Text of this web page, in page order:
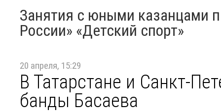
Занятия с юными казанцами
России» «Детский спорт»
20 апреля, 15:29
В Татарстане и Санкт-
банды Басаева